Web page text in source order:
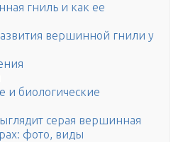
гниль и как ее
вершинной гнили у
и биологические
серая вершинная
фото, виды